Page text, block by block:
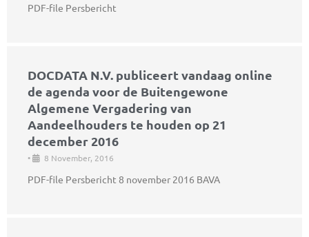
PDF-file Persbericht
DOCDATA N.V. publiceert vandaag online
de agenda voor de Buitengewone
Algemene Vergadering van
Aandeelhouders te houden op 21
december 2016
• 8 November, 2016
PDF-file Persbericht 8 november 2016 BAVA